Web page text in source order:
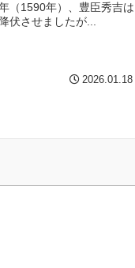
（1590年）、豊臣秀吉は
伏させましたが...
2026.01.18